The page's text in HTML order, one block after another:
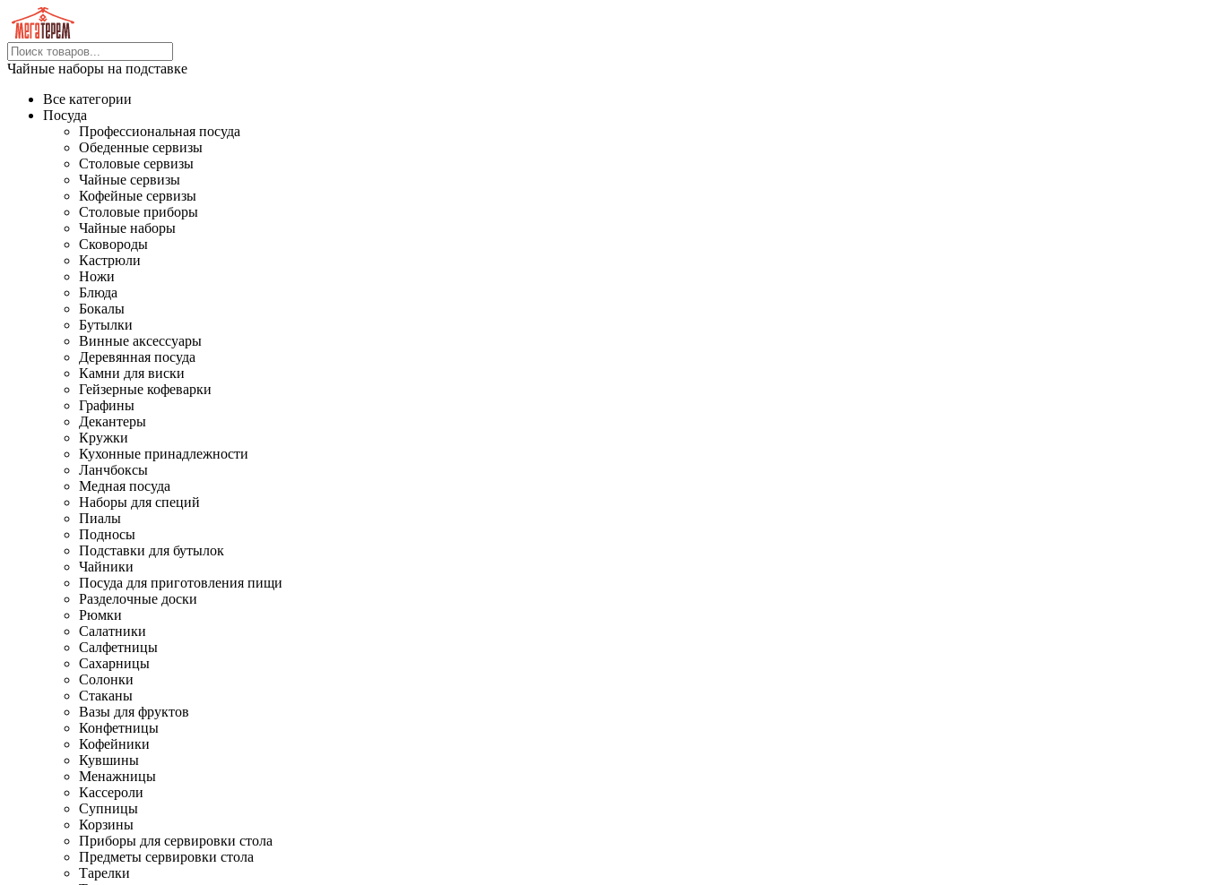
Чайные наборы на подставке
Все категории
Посуда
Профессиональная посуда
Обеденные сервизы
Столовые сервизы
Чайные сервизы
Кофейные сервизы
Столовые приборы
Чайные наборы
Сковороды
Кастрюли
Ножи
Блюда
Бокалы
Бутылки
Винные аксессуары
Деревянная посуда
Камни для виски
Гейзерные кофеварки
Графины
Декантеры
Кружки
Кухонные принадлежности
Ланчбоксы
Медная посуда
Наборы для специй
Пиалы
Подносы
Подставки для бутылок
Чайники
Посуда для приготовления пищи
Разделочные доски
Рюмки
Салатники
Салфетницы
Сахарницы
Солонки
Стаканы
Вазы для фруктов
Конфетницы
Кофейники
Кувшины
Менажницы
Кассероли
Супницы
Корзины
Приборы для сервировки стола
Предметы сервировки стола
Тарелки